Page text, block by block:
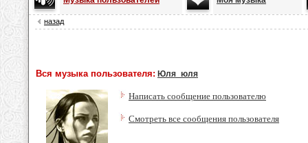
назад
Вся музыка пользователя: Юля_юля
Написать сообщение пользователю
Смотреть все сообщения пользователя